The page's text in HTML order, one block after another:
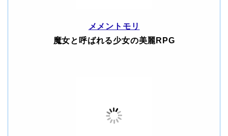
メメントモリ
魔女と呼ばれる少女の美麗RPG